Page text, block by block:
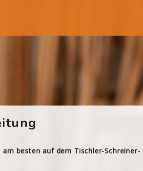
besten auf dem Tischler-Schreiner-